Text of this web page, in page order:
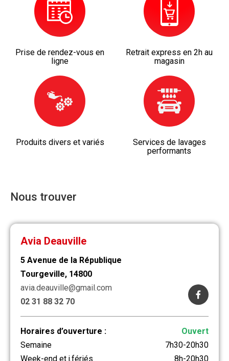
Prise de rendez-vous en
ligne
Retrait express en 2h au
magasin
Produits divers et variés
Services de lavages
performants
Nous trouver
Avia Deauville
5 Avenue de la République
Tourgeville, 14800
avia.deauville@gmail.com
02 31 88 32 70
Horaires d’ouverture :
Semaine
Week-end et j.fériés
Ouvert
7h30-20h30
8h-20h30